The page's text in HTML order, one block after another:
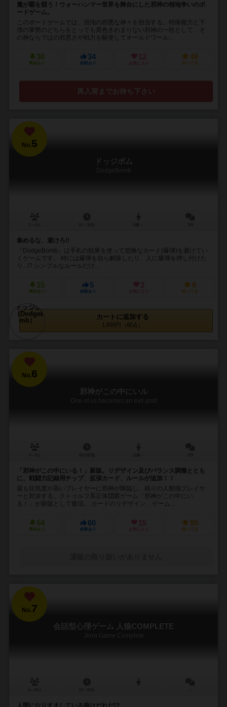
魔が覇を競う！ウォーハンマー世界を舞台にした邪神の領地争いのボ
ードゲーム。
このボードゲームでは、混沌の邪悪な神々を担当する。特殊能力と下
僕の軍勢のどちらをとっても異色きわまりない邪神の一柱として、そ
の神ならではの邪悪さや戦力を駆使してオールドワール...
30
興味あり
34
経験あり
12
お気に入り
49
持ってる
再入荷までお待ち下さい
No.5
ドッジボム
DodgeBomb
集めるな、避けろ!!
『DodgeBomb』は手札の効果を使って危険なカード(爆弾)を避けてい
くゲームです。 時には爆弾を自ら解除したり、人に爆弾を押し付けた
り...!? シンプルなルールだけ...
15
興味あり
5
経験あり
3
お気に入り
8
持ってる
カートに追加する
1,650円（税込）
No.6
邪神がこの中にいル
One of us becomes an evil god!
「邪神がこの中にいる！」新版。リデザイン及びバランス調整ととも
に、戦闘力記録用チップ、拡張カード、ルールが追加！！
最も狂気度が高いプレイヤーに邪神が降臨し、残りの人類側プレイヤ
ーと対決する。クトゥルフ系正体隠匿ゲーム「邪神がこの中にい
る！」が新版として復活。 カードのリデザイン、ゲーム...
54
興味あり
60
経験あり
15
お気に入り
90
持ってる
No.7
会話型心理ゲーム 人狼COMPLETE
Jinro Game Complete
人間になりすましている狼はだれだ!?